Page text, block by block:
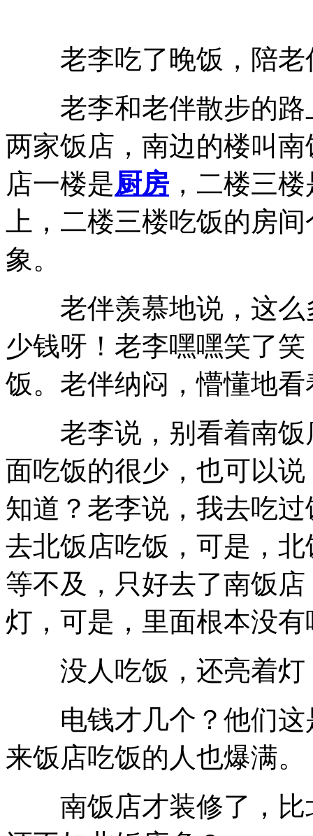
老李吃了晚饭，陪老
老李和老伴散步的路
两家饭店，南边的楼叫
店一楼是厨房，二楼三
上，二楼三楼吃饭的房
象。
老伴羡慕地说，这么
少钱呀！老李嘿嘿笑了
饭。老伴纳闷，懵懂地
老李说，别看着南饭
面吃饭的很少，也可以
知道？老李说，我去吃
去北饭店吃饭，可是，
等不及，只好去了南饭
灯，可是，里面根本没
没人吃饭，还亮着灯
电钱才几个？他们这
来饭店吃饭的人也爆满。
南饭店才装修了，比